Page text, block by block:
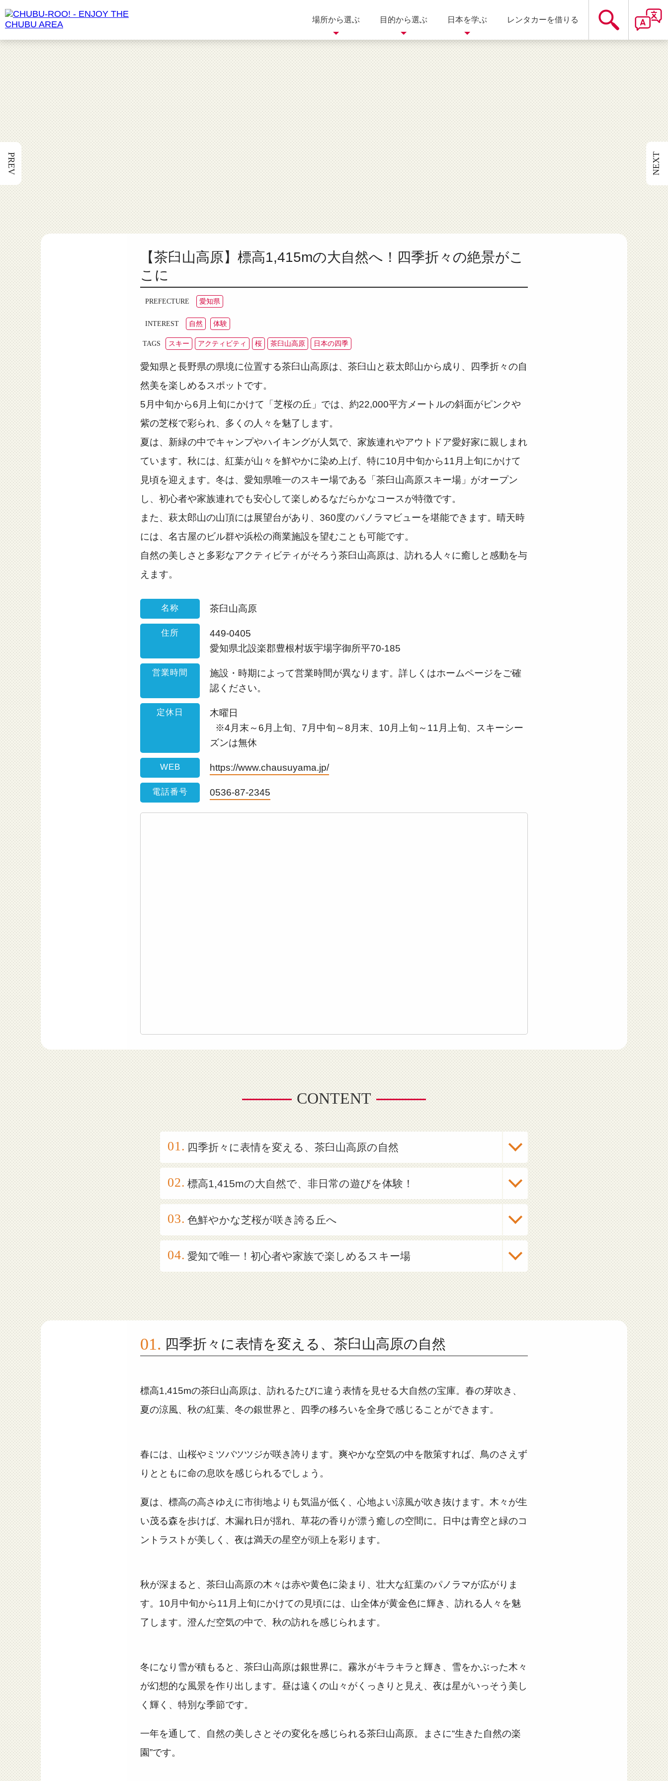
レンタカーを借りる
日本を学ぶ
目的から選ぶ
場所から選ぶ
【茶臼山高原】標高1,415mの大自然へ！四季折々の絶景がこ
こに
PREFECTURE 愛知県
INTEREST 自然 体験
TAGS スキー アクティビティ 桜 茶臼山高原 日本の四季
愛知県と長野県の県境に位置する茶臼山高原は、茶臼山と萩太郎山から成り、四季折々の自
然美を楽しめるスポットです。
5月中旬から6月上旬にかけて「芝桜の丘」では、約22,000平方メートルの斜面がピンクや
紫の芝桜で彩られ、多くの人々を魅了します。
夏は、新緑の中でキャンプやハイキングが人気で、家族連れやアウトドア愛好家に親しまれ
ています。秋には、紅葉が山々を鮮やかに染め上げ、特に10月中旬から11月上旬にかけて
見頃を迎えます。冬は、愛知県唯一のスキー場である「茶臼山高原スキー場」がオープン
し、初心者や家族連れでも安心して楽しめるなだらかなコースが特徴です。
また、萩太郎山の山頂には展望台があり、360度のパノラマビューを堪能できます。晴天時
には、名古屋のビル群や浜松の商業施設を望むことも可能です。
自然の美しさと多彩なアクティビティがそろう茶臼山高原は、訪れる人々に癒しと感動を与
えます。
名称 茶臼山高原
住所
449-0405
愛知県北設楽郡豊根村坂宇場字御所平70-185
営業時間
施設・時期によって営業時間が異なります。詳しくはホームページをご確
認ください。
定休日
木曜日
※4月末～6月上旬、7月中旬～8月末、10月上旬～11月上旬、スキーシー
ズンは無休
WEB https://www.chausuyama.jp/
電話番号 0536-87-2345
CONTENT
四季折々に表情を変える、茶臼山高原の自然
標高1,415mの大自然で、非日常の遊びを体験！
色鮮やかな芝桜が咲き誇る丘へ
愛知で唯一！初心者や家族で楽しめるスキー場
四季折々に表情を変える、茶臼山高原の自然
標高1,415mの茶臼山高原は、訪れるたびに違う表情を見せる大自然の宝庫。春の芽吹き、
夏の涼風、秋の紅葉、冬の銀世界と、四季の移ろいを全身で感じることができます。
春には、山桜やミツバツツジが咲き誇ります。爽やかな空気の中を散策すれば、鳥のさえず
りとともに命の息吹を感じられるでしょう。
夏は、標高の高さゆえに市街地よりも気温が低く、心地よい涼風が吹き抜けます。木々が生
い茂る森を歩けば、木漏れ日が揺れ、草花の香りが漂う癒しの空間に。日中は青空と緑のコ
ントラストが美しく、夜は満天の星空が頭上を彩ります。
秋が深まると、茶臼山高原の木々は赤や黄色に染まり、壮大な紅葉のパノラマが広がりま
す。10月中旬から11月上旬にかけての見頃には、山全体が黄金色に輝き、訪れる人々を魅
了します。澄んだ空気の中で、秋の訪れを感じられます。
冬になり雪が積もると、茶臼山高原は銀世界に。霧氷がキラキラと輝き、雪をかぶった木々
が幻想的な風景を作り出します。昼は遠くの山々がくっきりと見え、夜は星がいっそう美し
く輝く、特別な季節です。
一年を通して、自然の美しさとその変化を感じられる茶臼山高原。まさに“生きた自然の楽
園”です。
PREV NEXT